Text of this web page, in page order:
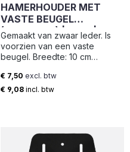
HAMERHOUDER MET
VASTE BEUGEL
(10X16.5CM) | HHM |
ELTEE
Gemaakt van zwaar leder. Is
voorzien van een vaste
beugel. Breedte: 10 cm
6.5 cm Diepte loop: 5 cm
Normale prijs:
€ 7,50 excl. btw
€ 9,08 incl. btw